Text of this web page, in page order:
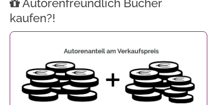
Autorenfreundlich Bücher
kaufen?!